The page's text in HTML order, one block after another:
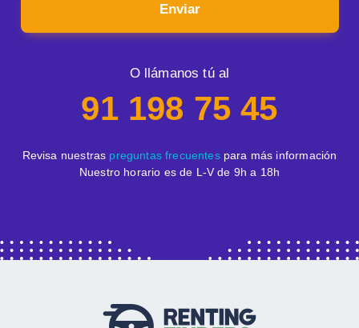
Enviar
O llámanos tú al
91 198 75 45
Revisa nuestras preguntas frecuentespara más información
Nuestro horario es de L-V de 9h a 18h